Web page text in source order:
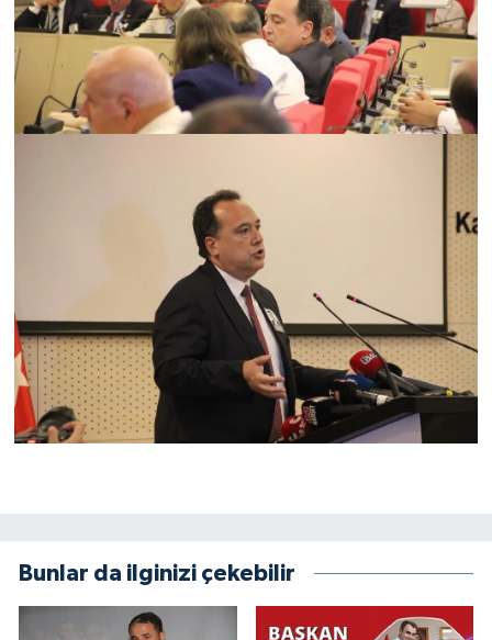
Bunlar da ilginizi çekebilir